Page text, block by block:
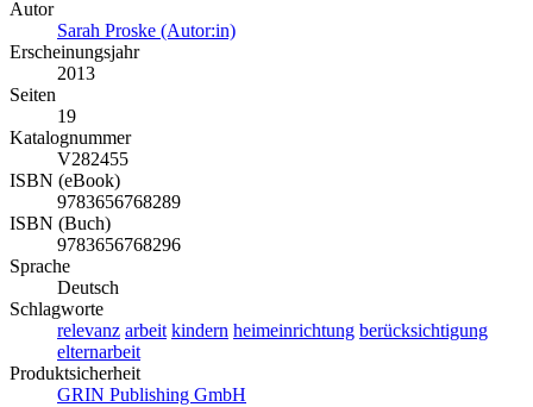
Autor
Sarah Proske (Autor:in)
Erscheinungsjahr
2013
Seiten
19
Katalognummer
V282455
ISBN (eBook)
9783656768289
ISBN (Buch)
9783656768296
Sprache
Deutsch
Schlagworte
relevanz arbeit kindern heimeinrichtung berücksichtigung
elternarbeit
Produktsicherheit
GRIN Publishing GmbH